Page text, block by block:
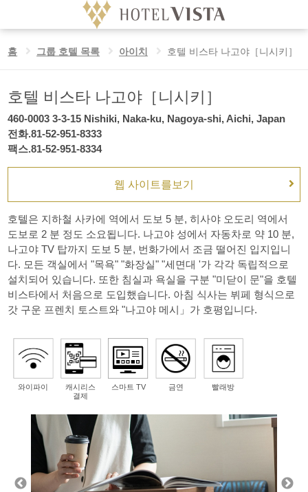
호텔
체크인 날짜
실
아동
명/실
지도에서 지역을 선택하십시오.
호텔 비스타 나고야［니시키］
홈 그룹 호텔 목록 아이치 호텔 비스타 나고야［니시키］
호텔 비스타 나고야［니시키］
460-0003 3-3-15 Nishiki, Naka-ku, Nagoya-shi, Aichi, Japan
전화.81-52-951-8333
팩스.81-52-951-8334
웹 사이트를보기
호텔은 지하철 사카에 역에서 도보 5 분, 히사야 오도리 역에서
도보로 2 분 정도 소요됩니다. 나고야 성에서 자동차로 약 10 분,
나고야 TV 탑까지 도보 5 분, 번화가에서 조금 떨어진 입지입니
다. 모든 객실에서 "목욕" "화장실" "세면대 '가 각각 독립적으로
설치되어 있습니다. 또한 침실과 욕실을 구분 "미닫이 문"을 호텔
비스타에서 처음으로 도입했습니다. 아침 식사는 뷔페 형식으로
갓 구운 프렌치 토스트와 "나고야 메시」가 호평입니다.
와이파이
캐시리스
결제
스마트 TV 금연 빨래방
홈
공식 사이트 예약 혜택
그룹 호텔 목록